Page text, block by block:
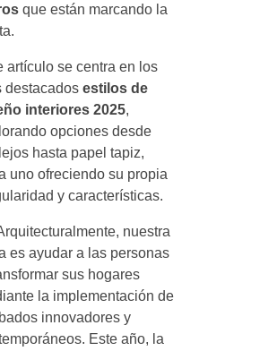
que están marcando la
artículo se centra en los
destacados estilos de
interiores 2025,
opciones desde
hasta papel tapiz,
uno ofreciendo su propia
y características.
nuestra
es ayudar a las personas
sus hogares
la implementación de
innovadores y
Este año, la